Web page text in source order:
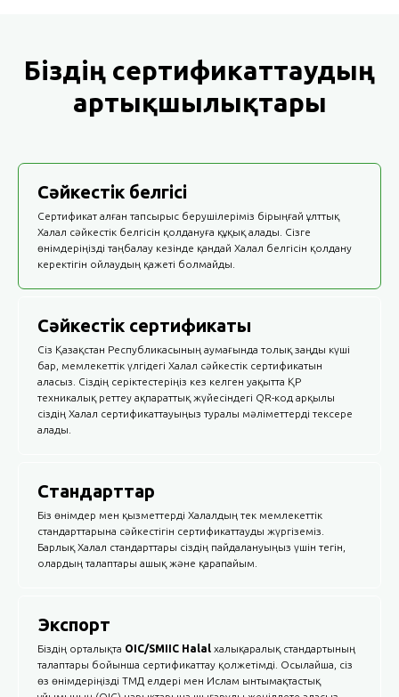
Біздің сертификаттаудың
артықшылықтары
Сәйкестік белгісі
Сертификат алған тапсырыс берушілеріміз бірыңғай ұлттық
Халал сәйкестік белгісін қолдануға құқық алады. Сізге
өнімдеріңізді таңбалау кезінде қандай Халал белгісін қолдану
керектігін ойлаудың қажеті болмайды.
Сәйкестік сертификаты
Сіз Қазақстан Республикасының аумағында толық заңды күші
бар, мемлекеттік үлгідегі Халал сәйкестік сертификатын
аласыз. Сіздің серіктестеріңіз кез келген уақытта ҚР
техникалық реттеу ақпараттық жүйесіндегі QR-код арқылы
сіздің Халал сертификаттауыңыз туралы мәліметтерді тексере
алады.
Стандарттар
Біз өнімдер мен қызметтерді Халалдың тек мемлекеттік
стандарттарына сәйкестігін сертификаттауды жүргіземіз.
Барлық Халал стандарттары сіздің пайдалануыңыз үшін тегін,
олардың талаптары ашық және қарапайым.
Экспорт
Біздің орталықта OIC/SMIIC Halal халықаралық стандартының
талаптары бойынша сертификаттау қолжетімді. Осылайша, сіз
өз өнімдеріңізді ТМД елдері мен Ислам ынтымақтастық